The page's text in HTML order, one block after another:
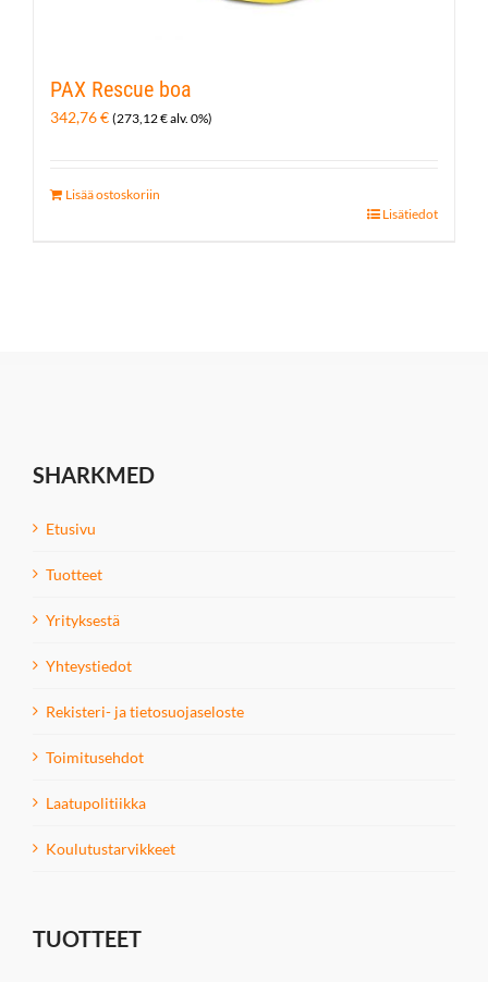
PAX Rescue boa
342,76€ (273,12€alv. 0%)
Lisää ostoskoriin
Lisätiedot
SHARKMED
Etusivu
Tuotteet
Yrityksestä
Yhteystiedot
Rekisteri- ja tietosuojaseloste
Toimitusehdot
Laatupolitiikka
Koulutustarvikkeet
TUOTTEET